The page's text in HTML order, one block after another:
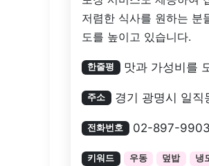
저렴한 식사를 원하는 분
도를 높이고 있습니다.
한줄평 맛과 가성비를
주소 경기 광명시 일직
전화번호 02-897-9903
키워드 우동 덮밥 냉